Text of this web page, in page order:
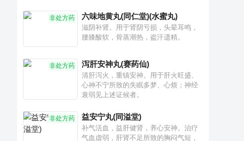
非处方药 六味地黄丸(同仁堂)(水蜜丸)
滋阴补肾。用于肾阴亏损，头晕耳鸣，
腰膝酸软，骨蒸潮热，盗汗遗精。
非处方药 泻肝安神丸(赛药仙)
清肝泻火，重镇安神。用于肝火旺盛、
心神不宁所致的失眠多梦、心烦；神经
衰弱见上述证候者。
非处方药 益安宁丸(同溢堂)
补气活血，益肝健肾，养心安神。治疗
气血虚弱，肝肾不足所致的胸闷气短，